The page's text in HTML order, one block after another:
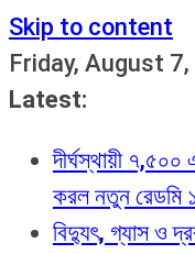
Skip to content
Friday, August
Latest:
দীর্ঘস্থায়ী ৭,৫০০
করল নতুন রেডমি
বিদ্যুৎ, গ্যাস ও